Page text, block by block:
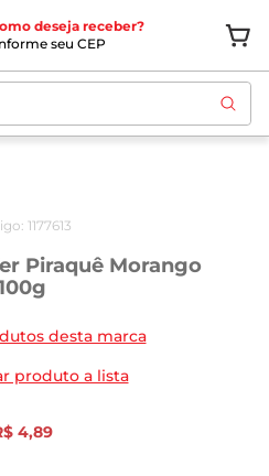
deseja receber?
seu CEP
: 1177613
Piraquê Morango
desta marca
produto a lista
4,89